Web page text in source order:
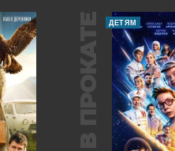
В ПРОКАТЕ ДЕТЯМ